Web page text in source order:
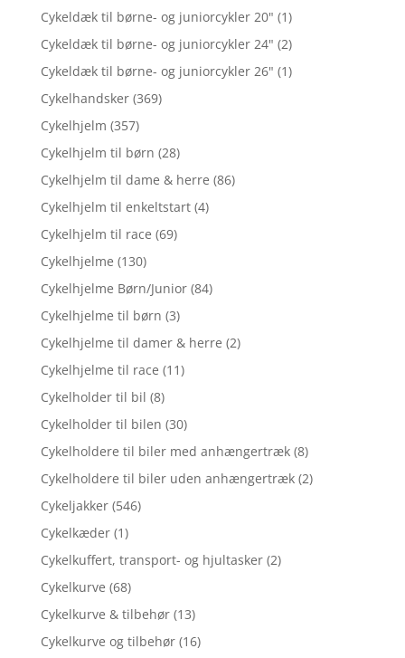
Cykeldæk til børne- og juniorcykler 20" (1)
Cykeldæk til børne- og juniorcykler 24" (2)
Cykeldæk til børne- og juniorcykler 26" (1)
Cykelhandsker (369)
Cykelhjelm (357)
Cykelhjelm til børn (28)
Cykelhjelm til dame & herre (86)
Cykelhjelm til enkeltstart (4)
Cykelhjelm til race (69)
Cykelhjelme (130)
Cykelhjelme Børn/Junior (84)
Cykelhjelme til børn (3)
Cykelhjelme til damer & herre (2)
Cykelhjelme til race (11)
Cykelholder til bil (8)
Cykelholder til bilen (30)
Cykelholdere til biler med anhængertræk (8)
Cykelholdere til biler uden anhængertræk (2)
Cykeljakker (546)
Cykelkæder (1)
Cykelkuffert, transport- og hjultasker (2)
Cykelkurve (68)
Cykelkurve & tilbehør (13)
Cykelkurve og tilbehør (16)